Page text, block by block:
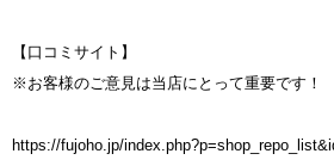
【口コミサイト】
※お客様のご意見は当店にとって重要です！
https://fujoho.jp/